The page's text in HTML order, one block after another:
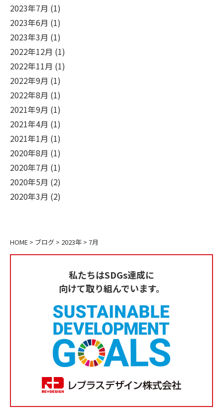
2023年7月 (1)
2023年6月 (1)
2023年3月 (1)
2022年12月 (1)
2022年11月 (1)
2022年9月 (1)
2022年8月 (1)
2021年9月 (1)
2021年4月 (1)
2021年1月 (1)
2020年8月 (1)
2020年7月 (1)
2020年5月 (2)
2020年3月 (2)
HOME > ブログ > 2023年 > 7月
私たちはSDGs達成に
向けて取り組んでいます。